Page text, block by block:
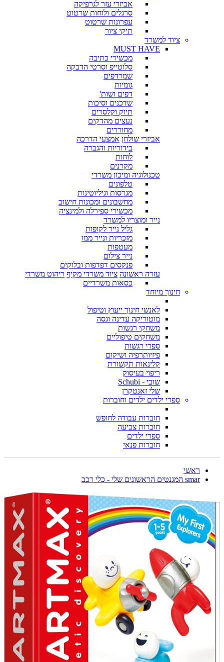
אביזרי עזר לגרפיקה
סרגלים ולוחות שרטוט
עפרונות שרטוט
תיקי ציור
ציוד למשרד
MUST HAVE
מכשירי כתיבה
סלוטייפ וסרטי הדבקה
שמרדפים
גומיות
דפים ושות'
שדכנים וסיכות
תיוק וקלסרים
נעצים מהדקים
מחוררים
אביזרי שולחן אמצעי הדרכה
בידוריות והגברה
לוחות
מקרנים
טכנולוגיה ומיכון משרדי
טלפונים
מגרסות וגיליוטינות
מחשבונים ומכונות חישוב
מכשירי ספירלה ולמינציה
נייר ומוצריו למשרד
גליל נייר לקופות
מזכריות ונייר ממו
מעטפות
נייר צילום
פנקסים דפדפות ובלוקים
עזרה ראשונה ציוד משרדי מקיף ריהוט משרדי
כסאות משרדיים
חינוך מיוחד
לאנשי חינוך ייעוץ וטיפול
מוטוריקה עדינה וגסה
משחקי רגשות
משחקים טיפוליים
ספרי רגשות
פיזיותרפיה ושיקום
קלינאות תקשורת
ריפוי בעיסוק
שובי - Schubi
שלי זאנטקרן
ספרי ילדים ילדים וחוברות
חוברות עבודה לחופש
חוברות צביעה
ספרי ילדים
חוברות פנאי
ראשי
smar המגנטים הראשונים שלי - כלי רכב